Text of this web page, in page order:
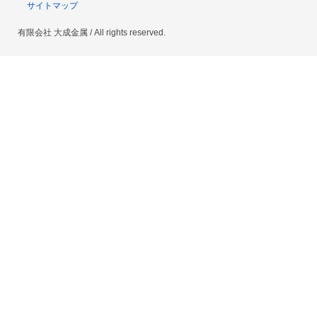
サイトマップ
有限会社 大成金属 / All rights reserved.